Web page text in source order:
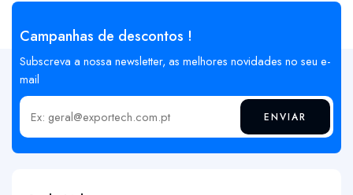
Campanhas de descontos !
Subscreva a nossa newsletter, as melhores novidades no seu e-
mail
Insira o seu email ENVIAR